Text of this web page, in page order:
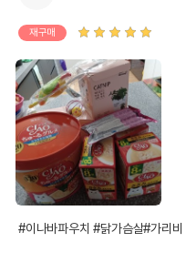
재구매
#이나바파우치 #닭가슴살#가리비